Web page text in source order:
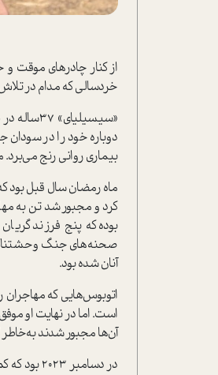
از کنار چادرهای موقت
خردسالی که مدام در
دوباره خود را در سودان
بیماری روانی رنج می‌برد.
ماه رمضان سال قبل بود
کرد و مجبور شد تن به
بوده که پنج فرزند
صحنه‌های جنگ
آنان شده بود.
اتوبوس‌هایی که
است. اما در نهایت او
آن‌ها مجبور شدند
در